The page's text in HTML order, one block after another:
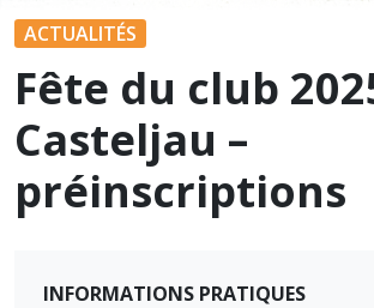
ACTUALITÉS
Fête du club
Casteljau –
préinscriptions
INFORMATIONS PRATIQUES